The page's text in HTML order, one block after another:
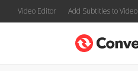
Video Editor Add Subtitles to Video